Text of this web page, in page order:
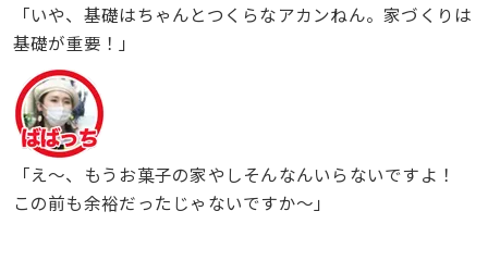
「いや、基礎はちゃんとつくらなアカンねん。家づくりは
基礎が重要！」
「え〜、もうお菓子の家やしそんなんいらないですよ！
この前も余裕だったじゃないですか〜」